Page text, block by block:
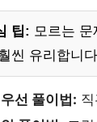
팁: 모르는
씬 유리합니
선 풀이법: